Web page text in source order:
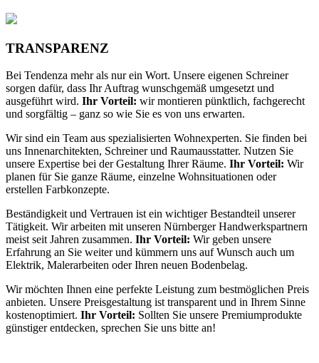
TRANSPARENZ
Bei Tendenza mehr als nur ein Wort. Unsere eigenen Schreiner
sorgen dafür, dass Ihr Auftrag wunschgemäß umgesetzt und
ausgeführt wird. Ihr Vorteil: wir montieren pünktlich, fachgerecht
und sorgfältig – ganz so wie Sie es von uns erwarten.
Wir sind ein Team aus spezialisierten Wohnexperten. Sie finden bei
uns Innenarchitekten, Schreiner und Raumausstatter. Nutzen Sie
unsere Expertise bei der Gestaltung Ihrer Räume. Ihr Vorteil: Wir
planen für Sie ganze Räume, einzelne Wohnsituationen oder
erstellen Farbkonzepte.
Beständigkeit und Vertrauen ist ein wichtiger Bestandteil unserer
Tätigkeit. Wir arbeiten mit unseren Nürnberger Handwerkspartnern
meist seit Jahren zusammen. Ihr Vorteil: Wir geben unsere
Erfahrung an Sie weiter und kümmern uns auf Wunsch auch um
Elektrik, Malerarbeiten oder Ihren neuen Bodenbelag.
Wir möchten Ihnen eine perfekte Leistung zum bestmöglichen Preis
anbieten. Unsere Preisgestaltung ist transparent und in Ihrem Sinne
kostenoptimiert. Ihr Vorteil: Sollten Sie unsere Premiumprodukte
günstiger entdecken, sprechen Sie uns bitte an!